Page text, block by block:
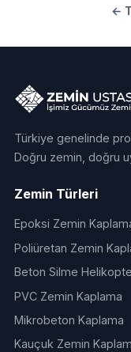
←
Türkiye genelinde
Doğru zemin, doğru
Zemin Türleri
Epoksi Zemin
Poliüretan Zemin
Beton Silme
PVC Zemin Kaplama
Mikrobeton Kaplama
Kauçuk Zemin